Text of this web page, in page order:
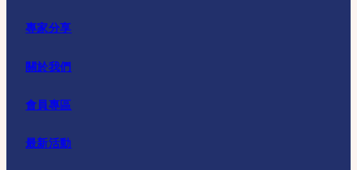
專家分享
關於我們
會員專區
最新活動